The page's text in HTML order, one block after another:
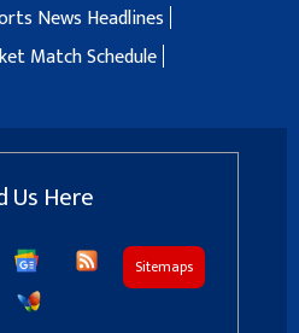
News Headlines
Match Schedule
Us Here
Sitemaps